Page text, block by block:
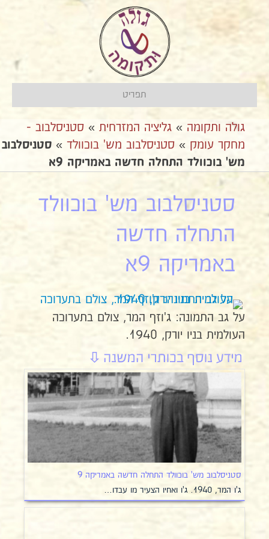
תפריט
גולה ותקומה » גליציה המזרחית » סטניסלבוב -
מחקר עומק » סטניסלבוב מש' בוכוולד » סטניסלבוב
מש' בוכוולד התחלה חדשה באמריקה 9א
סטניסלבוב מש' בוכוולד
התחלה חדשה
באמריקה 9א
על גב התמונה: ג'וזף המר, צולם בתערוכה
העולמית בניו יורק, 1940.
סטניסלבוב מש' בוכוולד התחלה חדשה באמריקה 9
ג'ו המר, 1940. ג'ו ואחיו הצעיר מו עבדו…